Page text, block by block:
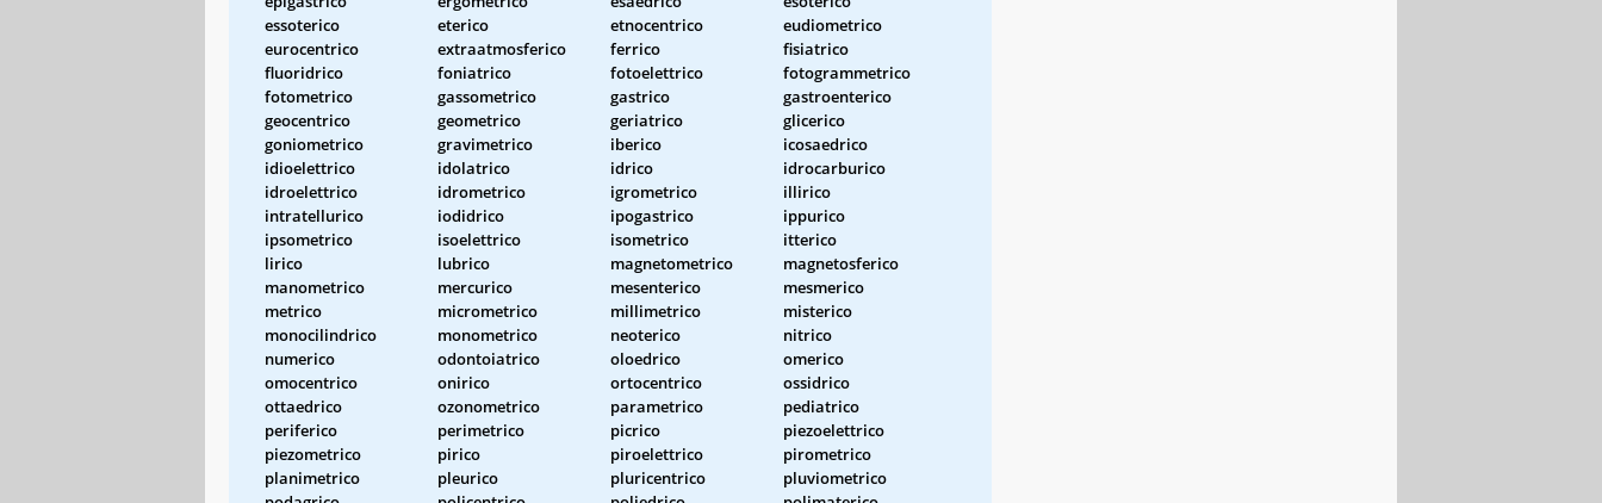
essoterico
eterico etnocentrico
eudiometrico
eurocentrico
extraatmosferico ferrico
fisiatrico
fluoridrico
foniatrico fotoelettrico
fotogrammetrico
fotometrico
gassometrico gastrico
gastroenterico
geocentrico
geometrico geriatrico
glicerico
goniometrico
gravimetrico iberico
icosaedrico
idioelettrico
idolatrico idrico
idrocarburico
idroelettrico
idrometrico igrometrico
illirico
intratellurico
iodidrico ipogastrico
ippurico
ipsometrico
isoelettrico isometrico
itterico
lirico
lubrico magnetometrico
magnetosferico
manometrico
mercurico mesenterico
mesmerico
metrico
micrometrico millimetrico
misterico
monocilindrico
monometrico neoterico
nitrico
numerico
odontoiatrico oloedrico
omerico
omocentrico
onirico ortocentrico
ossidrico
ottaedrico
ozonometrico parametrico
pediatrico
periferico
perimetrico picrico
piezoelettrico
piezometrico
pirico piroelettrico
pirometrico
planimetrico
pleurico pluricentrico
pluviometrico